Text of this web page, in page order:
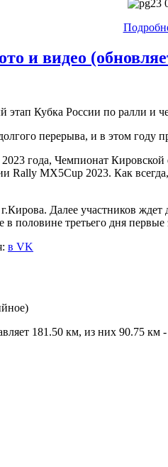
и видео
этап Кубка России по ралли и
перерыва, и в этом году
года, Чемпионат
MX5Cup 2023. Как
Далее участников
в половине третьего дня
в VK
181.50 км, из них 90.75 км